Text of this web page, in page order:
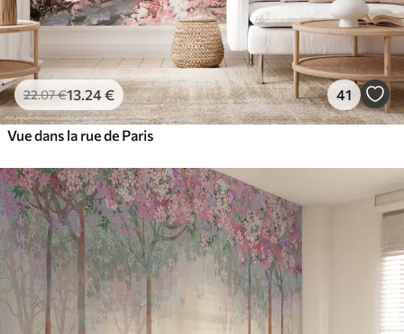
22.07€13 .24€ 41
Vue dans la rue de Paris